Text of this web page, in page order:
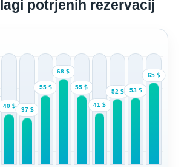
potrjenih rezervacij
40 $
37 $
55 $
68 $
55 $
41 $
52 $ 53 $
65 $